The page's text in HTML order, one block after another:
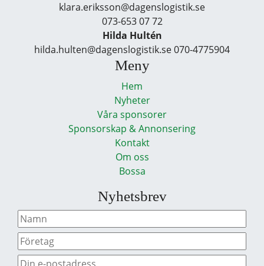
klara.eriksson@dagenslogistik.se
073-653 07 72
Hilda Hultén
hilda.hulten@dagenslogistik.se 070-4775904
Meny
Hem
Nyheter
Våra sponsorer
Sponsorskap & Annonsering
Kontakt
Om oss
Bossa
Nyhetsbrev